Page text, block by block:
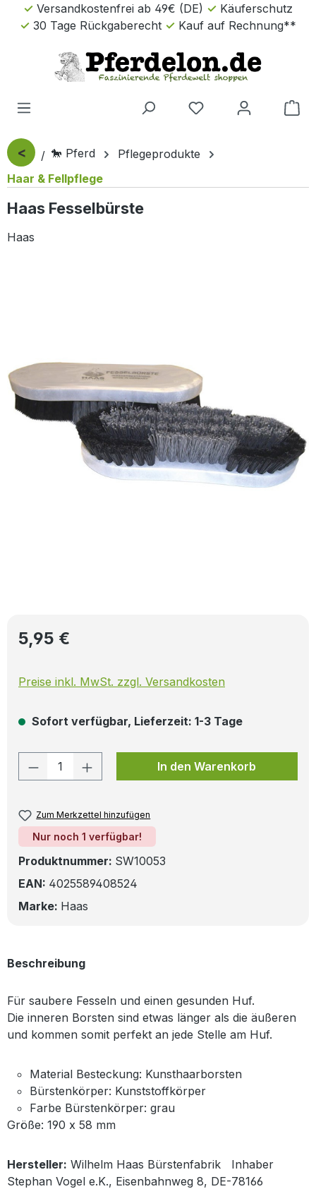
Zum Hauptinhalt springen
Versandkostenfrei ab 49€ (DE)
Käuferschutz
30 Tage Rückgaberecht
Kauf auf Rechnung**
< 🐎 Pferd
Pflegeprodukte
Haar & Fellpflege
Haas Fesselbürste
Haas
Regulärer Preis:
5,95 €
Preise inkl. MwSt. zzgl. Versandkosten
Sofort verfügbar, Lieferzeit: 1-3 Tage
Produkt Anzahl: Gib den
In den Warenkorb
Zum Merkzettel hinzufügen
Nur noch 1 verfügbar!
Produktnummer: SW10053
EAN: 4025589408524
Marke: Haas
Beschreibung
Für saubere Fesseln und einen gesunden Huf.
Die inneren Borsten sind etwas länger als die äußeren
und kommen somit perfekt an jede Stelle am Huf.
Material Besteckung: Kunsthaarborsten
Bürstenkörper: Kunststoffkörper
Farbe Bürstenkörper: grau
Größe: 190 x 58 mm
Hersteller: Wilhelm Haas Bürstenfabrik Inhaber
Stephan Vogel e.K., Eisenbahnweg 8, DE-78166